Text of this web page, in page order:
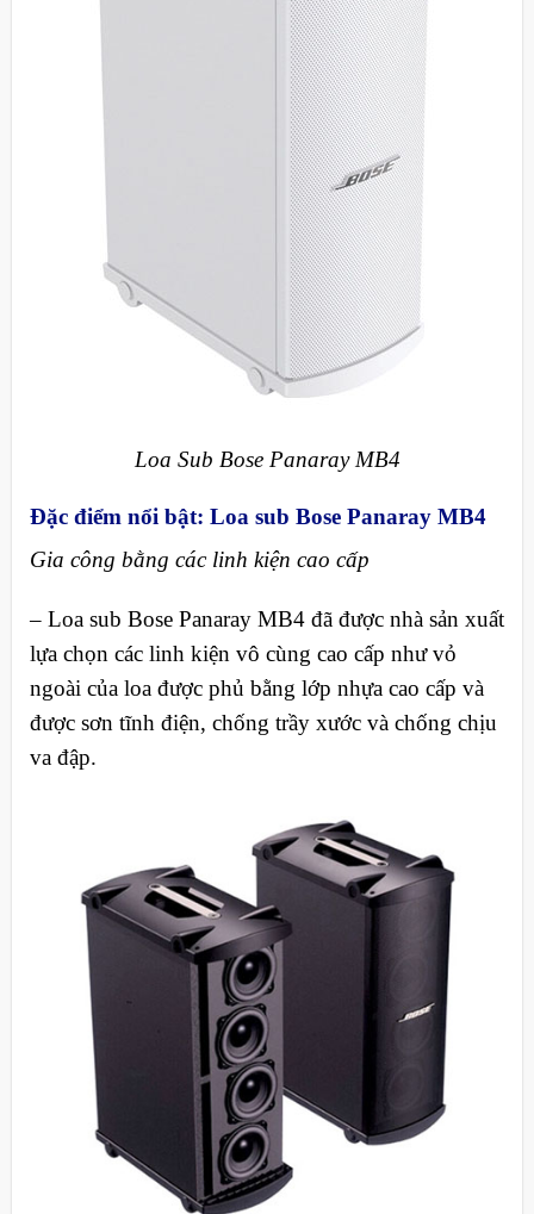
Loa Sub Bose Panaray MB4
Đặc điểm nổi bật: Loa sub Bose Panaray MB4
Gia công bằng các linh kiện cao cấp
– Loa sub Bose Panaray MB4 đã được nhà sản xuất
lựa chọn các linh kiện vô cùng cao cấp như vỏ
ngoài của loa được phủ bằng lớp nhựa cao cấp và
được sơn tĩnh điện, chống trầy xước và chống chịu
va đập.